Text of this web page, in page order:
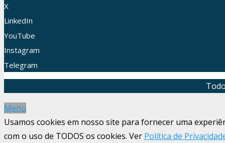
X
LinkedIn
YouTube
Instagram
Telegram
Menu
Usamos cookies em nosso site para fornecer uma
com o uso de TODOS os cookies. Ver Política de